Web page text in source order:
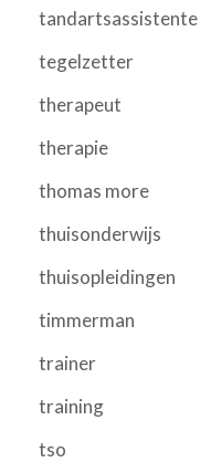
tandartsassistente
tegelzetter
therapeut
therapie
thomas more
thuisonderwijs
thuisopleidingen
timmerman
trainer
training
tso